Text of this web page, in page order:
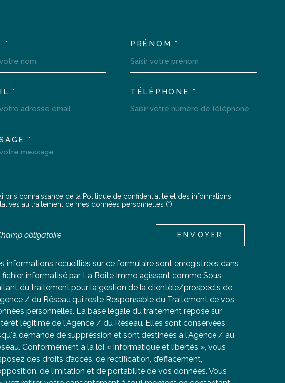
* PRÉNOM *
* TÉLÉPHONE *
*
pris connaissance de la Politique de confidentialité et des informations
au traitement de mes données personnelles (*)
obligatoire ENVOYER
informations recueillies sur ce formulaire sont enregistrées dans
fichier informatisé par La Boite Immo agissant comme Sous-
du traitement pour la gestion de la clientèle/prospects de
/ du Réseau qui reste Responsable du Traitement de vos
personnelles. La base légale du traitement repose sur
légitime de l'Agence / du Réseau. Elles sont conservées
demande de suppression et sont destinées à l'Agence / au
Conformément à la loi « informatique et libertés », vous
des droits d’accès, de rectification, d’effacement,
de limitation et de portabilité de vos données. Vous